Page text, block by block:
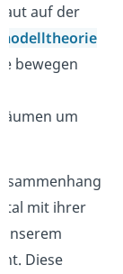
auf der
bewegen
um
mit ihrer
Diese